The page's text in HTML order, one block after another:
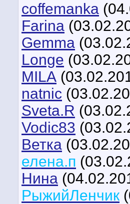
coffemanka
Farina
Gemma
Longe
MILA
natnic
Sveta.R
Vodic83
Ветка
елена.п
Нина
РыжийЛенчик